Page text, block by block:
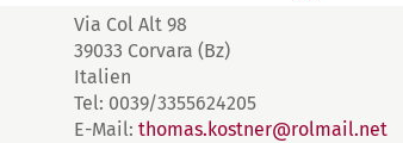
Via Col Alt 98
39033 Corvara (Bz)
Italien
Tel: 0039/3355624205
E-Mail: thomas.kostner@rolmail.net